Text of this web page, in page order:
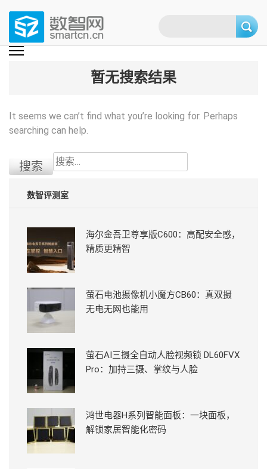
content
(Press
数智网
智能家居第一资讯门户 | 智能家居系统，智能家居产品，智能家居解决方
暂无搜索结果
It seems we can’t find what you’re looking for. Perhaps
searching can help.
搜
索：
数智评测室
海尔金吾卫尊享版C600：高配安全感，
精质更精智
萤石电池摄像机小魔方CB60：真双摄
无电无网也能用
萤石AI三摄全自动人脸视频锁 DL60FVX
Pro：加持三摄、掌纹与人脸
鸿世电器H系列智能面板：一块面板，
解锁家居智能化密码